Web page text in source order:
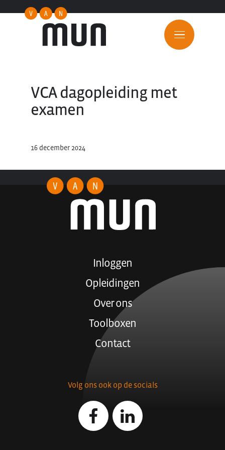
VCA dagopleiding met
examen
16 december 2024
Inloggen
Opleidingen
Over ons
Toolboxen
Contact
Volg ons ook op de socials